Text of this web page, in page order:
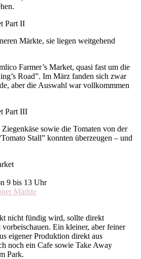
Märkte, sie liegen weitgehend
Farmer’s Market, quasi fast um die
Road”. Im März fanden sich zwar
aber die Auswahl war vollkommmen
sowie die Tomaten von der
Stall” konnten überzeugen – und
9 bis 13 Uhr
Märkte
nicht fündig wird, sollte direkt
Ein kleiner, aber feiner
eigener Produktion direkt aus
noch ein Cafe sowie Take Away
Park.